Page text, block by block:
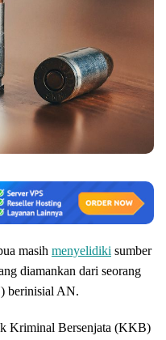
masih menyelidiki sumber
diamankan dari seorang
berinisial AN.
Kriminal Bersenjata (KKB)